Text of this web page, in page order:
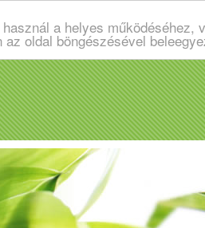
a helyes
az oldal böngészésével